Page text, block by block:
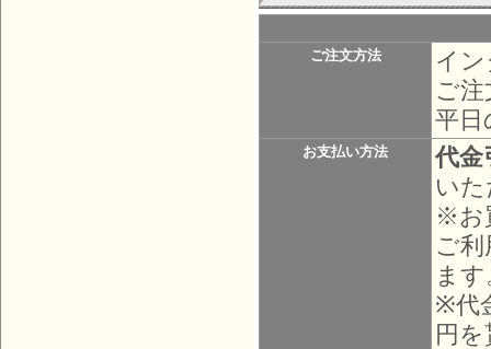
ご注文方法
イ
ご
平日
お支払い方法
代金
い
※お
ご
ま
※代
円